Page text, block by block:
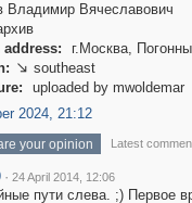
Владимир Вячеславович
г.Москва,
 southeast
uploaded by mwoldemar
2024, 21:12
your opinion Latest
· 24 April 2014, 12:06
пути слева. ;) Первое